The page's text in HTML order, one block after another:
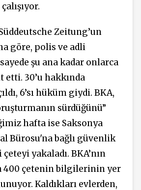
Zeitung’un
göre, polis ve adli
şu ana kadar onlarca
etti. 30’u hakkında
6’sı hüküm giydi. BKA,
sürdüğünü”
hafta ise Saksonya
Bürosu'na bağlı güvenlik
yakaladı. BKA’nın
400 çetenin bilgilerinin yer
Kaldıkları evlerden,